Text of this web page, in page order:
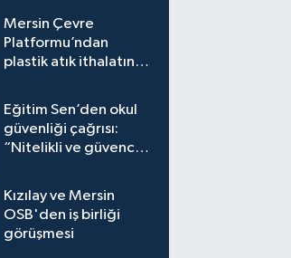
Mersin Çevre
Platformu’ndan
plastik atık ithalatına
Eğitim Sen’den okul
güvenliği çağrısı:
“Nitelikli ve güvenceli
Kızılay ve Mersin
OSB'den iş birliği
görüşmesi